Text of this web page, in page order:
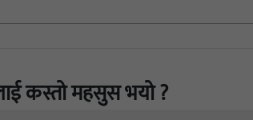
कस्तो महसुस भयो ?